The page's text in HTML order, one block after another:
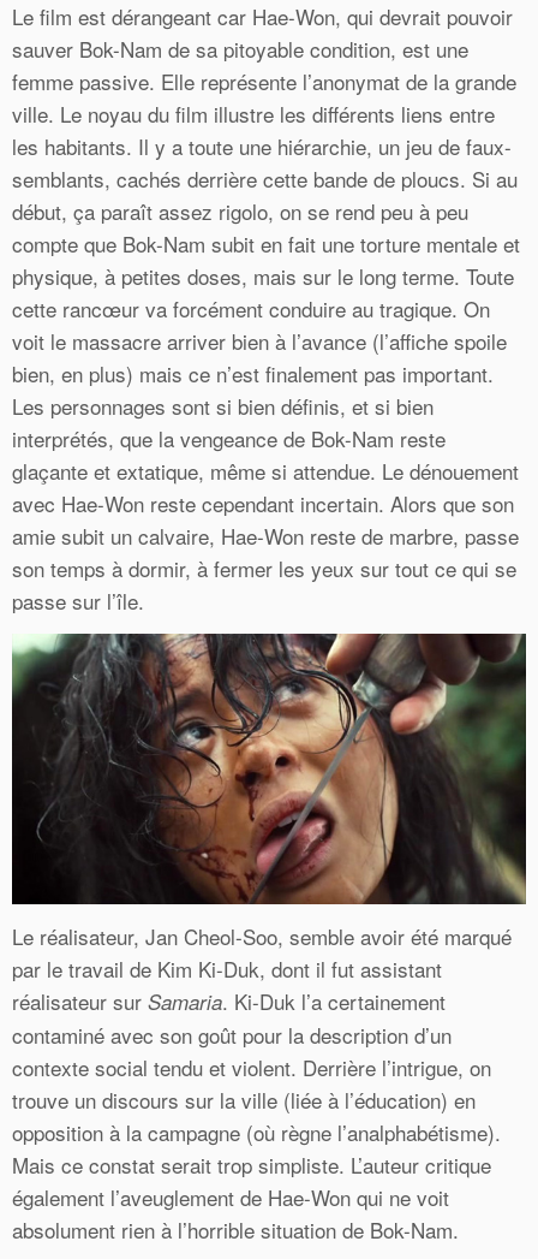
Le film est dérangeant car Hae-Won, qui devrait pouvoir
sauver Bok-Nam de sa pitoyable condition, est une
femme passive. Elle représente l’anonymat de la grande
ville. Le noyau du film illustre les différents liens entre
les habitants. Il y a toute une hiérarchie, un jeu de faux-
semblants, cachés derrière cette bande de ploucs. Si au
début, ça paraît assez rigolo, on se rend peu à peu
compte que Bok-Nam subit en fait une torture mentale et
physique, à petites doses, mais sur le long terme. Toute
cette rancœur va forcément conduire au tragique. On
voit le massacre arriver bien à l’avance (l’affiche spoile
bien, en plus) mais ce n’est finalement pas important.
Les personnages sont si bien définis, et si bien
interprétés, que la vengeance de Bok-Nam reste
glaçante et extatique, même si attendue. Le dénouement
avec Hae-Won reste cependant incertain. Alors que son
amie subit un calvaire, Hae-Won reste de marbre, passe
son temps à dormir, à fermer les yeux sur tout ce qui se
passe sur l’île.
Le réalisateur, Jan Cheol-Soo, semble avoir été marqué
par le travail de Kim Ki-Duk, dont il fut assistant
réalisateur sur Samaria. Ki-Duk l’a certainement
contaminé avec son goût pour la description d’un
contexte social tendu et violent. Derrière l’intrigue, on
trouve un discours sur la ville (liée à l’éducation) en
opposition à la campagne (où règne l’analphabétisme).
Mais ce constat serait trop simpliste. L’auteur critique
également l’aveuglement de Hae-Won qui ne voit
absolument rien à l’horrible situation de Bok-Nam.